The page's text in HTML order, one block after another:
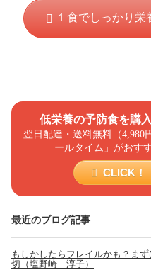
低栄養の予防食を購
翌日配達・送料無料（4,980
ールタイム」がおす
CLICK！
最近のブログ記事
もしかしたらフレイルかも？ま
切（塩野崎 淳子）
１食でしっかり